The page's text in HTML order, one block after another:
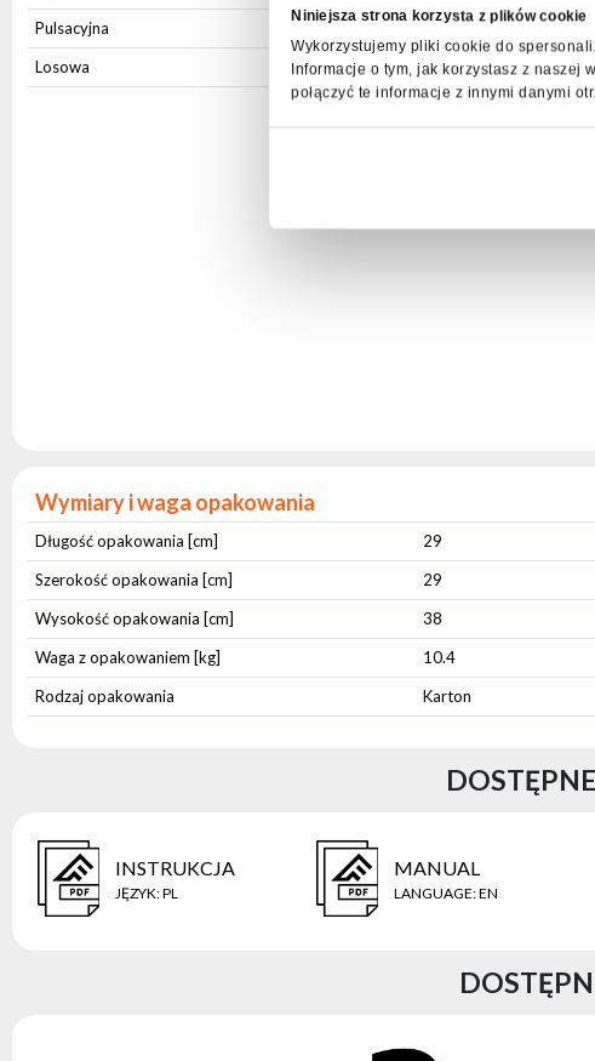
Niniejsza strona korzysta z plików cookie
Wykorzystujemy pliki cookie do
Informacje o tym, jak korzystasz z naszej
połączyć te informacje z innymi danymi
Pulsacyjna
Tak
Losowa
Tak
Wymiary i waga opakowania
Długość opakowania [cm]
29
Szerokość opakowania [cm]
29
Wysokość opakowania [cm]
38
Waga z opakowaniem [kg]
10.4
Rodzaj opakowania
Karton
INSTRUKCJA
JĘZYK:PL
MANUAL
LANGUAGE:EN